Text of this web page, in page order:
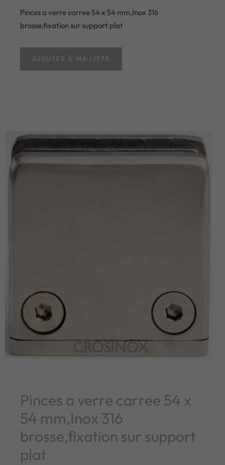
Pinces a verre carree 54 x 54 mm,Inox 316
brosse,fixation sur support plat
AJOUTER À MA LISTE
Pinces a verre carree 54 x
54 mm,Inox 316
brosse,fixation sur support
plat